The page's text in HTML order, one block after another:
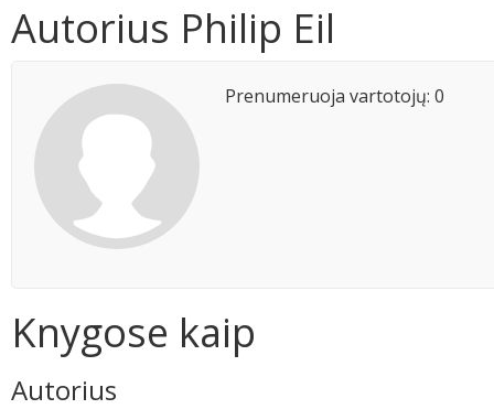
Autorius Philip Eil
Prenumeruoja vartotojų: 0
Knygose kaip
Autorius